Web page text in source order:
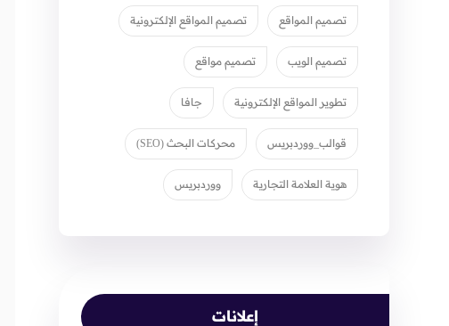
تصميم المواقع تصميم المواقع الإلكترونية
تصميم الويب تصميم مواقع
تطوير المواقع الإلكترونية جافا
قوالب_ووردبريس محركات البحث (SEO)
هوية العلامة التجارية ووردبريس
إعلانات